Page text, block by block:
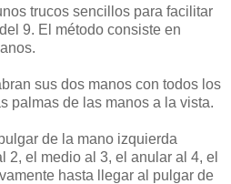
trucos sencillos para facilitar
9. El método consiste en
sus dos manos con todos los
palmas de las manos a la vista.
de la mano izquierda
2, el medio al 3, el anular al 4, el
hasta llegar al pulgar de